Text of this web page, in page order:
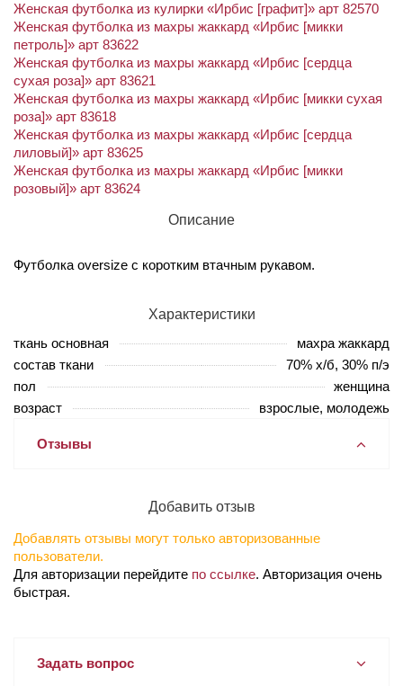
Женская футболка из кулирки «Ирбис [графит]» арт 82570
Женская футболка из махры жаккард «Ирбис [микки
петроль]» арт 83622
Женская футболка из махры жаккард «Ирбис [сердца
сухая роза]» арт 83621
Женская футболка из махры жаккард «Ирбис [микки сухая
роза]» арт 83618
Женская футболка из махры жаккард «Ирбис [сердца
лиловый]» арт 83625
Женская футболка из махры жаккард «Ирбис [микки
розовый]» арт 83624
Описание
Футболка oversize с коротким втачным рукавом.
Характеристики
ткань основная
махра жаккард
состав ткани
70% х/б, 30% п/э
пол
женщина
возраст
взрослые, молодежь
Отзывы
Добавить отзыв
Добавлять отзывы могут только авторизованные
пользователи.
Для авторизации перейдите по ссылке. Авторизация очень
быстрая.
Задать вопрос